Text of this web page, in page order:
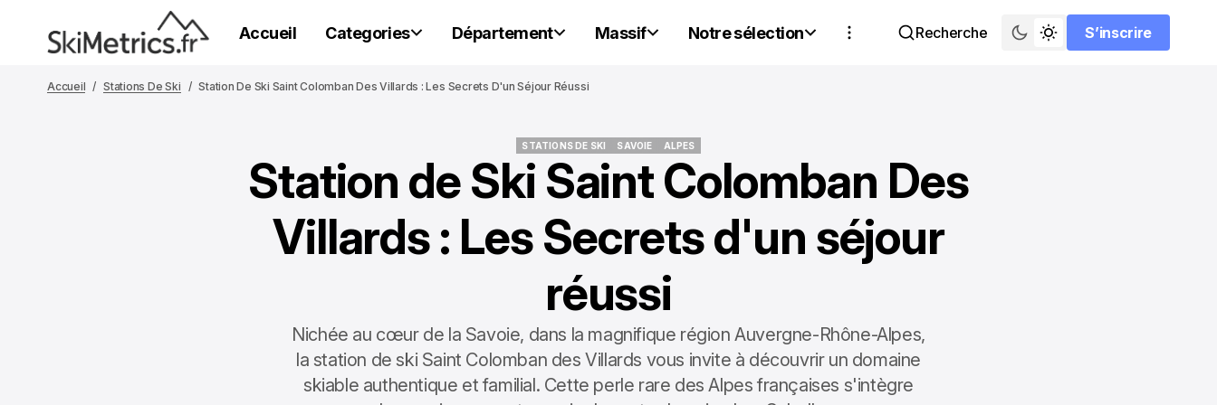
Accueil Categories Département Massif Notre sélection Recherche
S’inscrire
S’inscrire
Accueil Stations De Ski Station De Ski Saint Colomban Des Villards : Les Secrets D'un Séjour Réussi
STATIONS DE SKI
STATIONS DE SKI
SAVOIE
ALPES
ALPES
Station de Ski Saint Colomban Des
Villards : Les Secrets d'un séjour
réussi
Nichée au cœur de la Savoie, dans la magnifique région Auvergne-Rhône-Alpes,
la station de ski Saint Colomban des Villards vous invite à découvrir un domaine
skiable authentique et familial. Cette perle rare des Alpes françaises s'intègre